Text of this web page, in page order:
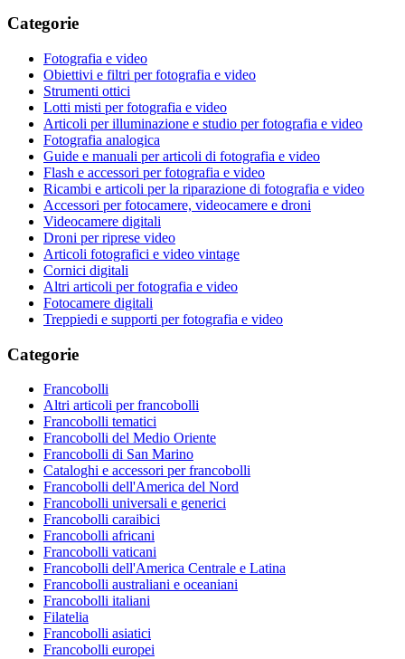
Categorie
Fotografia e video
Obiettivi e filtri per fotografia e video
Strumenti ottici
Lotti misti per fotografia e video
Articoli per illuminazione e studio per fotografia e video
Fotografia analogica
Guide e manuali per articoli di fotografia e video
Flash e accessori per fotografia e video
Ricambi e articoli per la riparazione di fotografia e video
Accessori per fotocamere, videocamere e droni
Videocamere digitali
Droni per riprese video
Articoli fotografici e video vintage
Cornici digitali
Altri articoli per fotografia e video
Fotocamere digitali
Treppiedi e supporti per fotografia e video
Categorie
Francobolli
Altri articoli per francobolli
Francobolli tematici
Francobolli del Medio Oriente
Francobolli di San Marino
Cataloghi e accessori per francobolli
Francobolli dell'America del Nord
Francobolli universali e generici
Francobolli caraibici
Francobolli africani
Francobolli vaticani
Francobolli dell'America Centrale e Latina
Francobolli australiani e oceaniani
Francobolli italiani
Filatelia
Francobolli asiatici
Francobolli europei